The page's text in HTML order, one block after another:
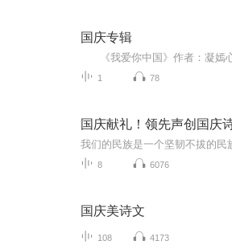
国庆专辑
1 78
国庆献礼！领先声创国庆
8 6076
国庆美诗文
108 4173